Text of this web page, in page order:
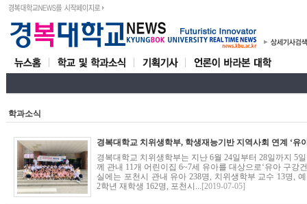
학과소식
경복대학교 치위생학부는 지난 6월 24일부터 28일까지 5
께 관내 11개 어린이집 6~7세 유아를 대상으로‘유아 구강
실에는 포천시 관내 유아 238명, 치위생학부 교수 13명,
2학년 재학생 162명, 포천시... [2019-07-05]